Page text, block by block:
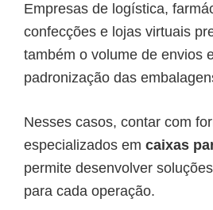
Empresas de logística,
confecções e lojas virtuais
também o volume de envios
padronização das
Nesses casos, contar com
especializados em caixas
permite desenvolver
para cada operação.